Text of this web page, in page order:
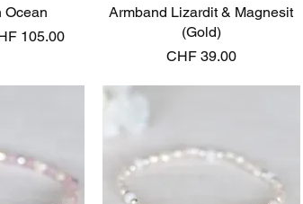
Ocean
Preis
105.00
Schnellansicht
Armband Lizardit & Magnesit
(Gold)
Preis
CHF 39.00